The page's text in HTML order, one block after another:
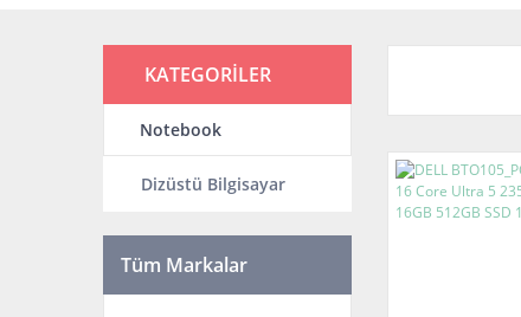
KATEGORİLER
Notebook
Dizüstü Bilgisayar
Tüm Markalar